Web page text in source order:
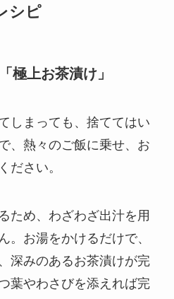
シピ
極上お茶漬け」
しまっても、捨ててはい
、熱々のご飯に乗せ、お
ださい。
ため、わざわざ出汁を用
。お湯をかけるだけで、
深みのあるお茶漬けが完
葉やわさびを添えれば完